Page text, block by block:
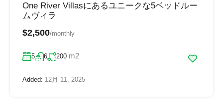
One River Villasにあるユニークな5ベッドルー
ムヴィラ
$2,500/monthly
5 6 200 m2
Added: 12月 11, 2025